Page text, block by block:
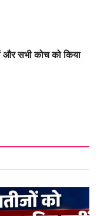
और सभी कोच को किया